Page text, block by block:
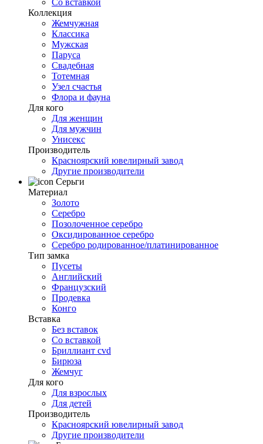
Со вставкой
Коллекция
Жемчужная
Классика
Мужская
Паруса
Свадебная
Тотемная
Узел счастья
Флора и фауна
Для кого
Для женщин
Для мужчин
Унисекс
Производитель
Красноярский ювелирный завод
Другие производители
Серьги
Материал
Золото
Серебро
Позолоченное серебро
Оксидированное серебро
Серебро родированное/платинированное
Тип замка
Пусеты
Английский
Французский
Продевка
Конго
Вставка
Без вставок
Со вставкой
Бриллиант cvd
Бирюза
Жемчуг
Для кого
Для взрослых
Для детей
Производитель
Красноярский ювелирный завод
Другие производители